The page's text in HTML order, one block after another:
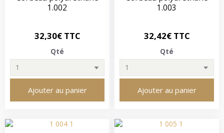
1.002
32,30€ TTC
Qté
Ajouter au panier
1.003
32,42€ TTC
Qté
Ajouter au panier